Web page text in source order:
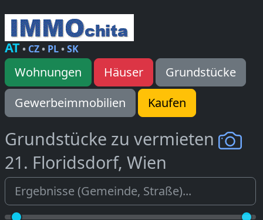
AT• CZ• PL•SK
Wohnungen Häuser
Grundstücke
Gewerbeimmobilien
Kaufen
Grundstücke zu vermieten
21. Floridsdorf, Wien